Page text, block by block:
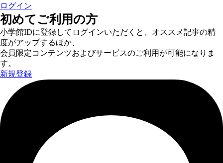
ログイン
初めてご利用の方
小学館IDに登録してログインいただくと、オススメ記事の精
度がアップするほか、
会員限定コンテンツおよびサービスのご利用が可能になりま
す。
新規登録